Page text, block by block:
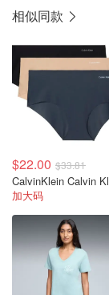
相似同款
$22.00 $33.81
加大码